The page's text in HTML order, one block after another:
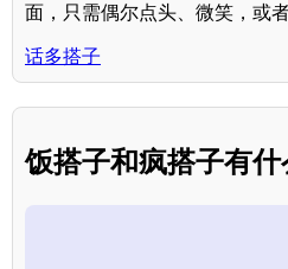
面，只需偶尔点头、微笑，或者
话多搭子
饭搭子和疯搭子有什